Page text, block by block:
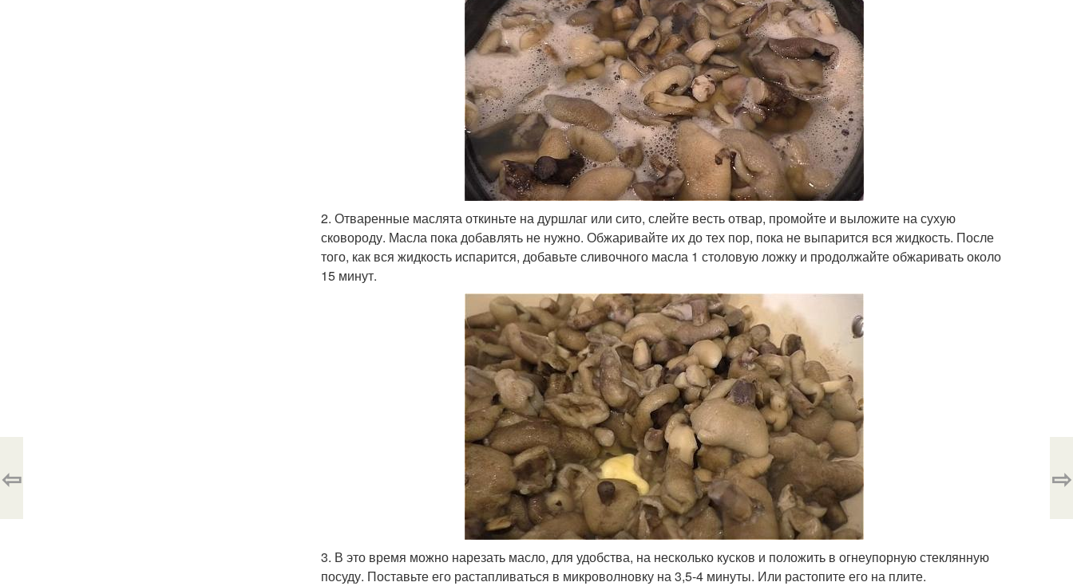
2. Отваренные маслята откиньте на дуршлаг или сито, слейте весть отвар, промойте и выложите на сухую
сковороду. Масла пока добавлять не нужно. Обжаривайте их до тех пор, пока не выпарится вся жидкость. После
того, как вся жидкость испарится, добавьте сливочного масла 1 столовую ложку и продолжайте обжаривать около
15 минут.
3. В это время можно нарезать масло, для удобства, на несколько кусков и положить в огнеупорную стеклянную
посуду. Поставьте его растапливаться в микроволновку на 3,5-4 минуты. Или растопите его на плите.
⇦ ⇨